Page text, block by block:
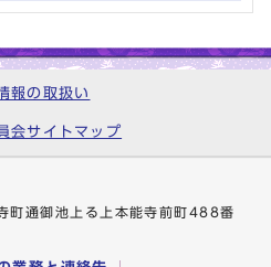
報の取扱い
会サイトマップ
通御池上る上本能寺前町488番